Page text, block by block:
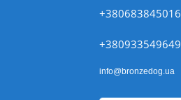
+380683845016
+380933549649
info@bronzedog.ua